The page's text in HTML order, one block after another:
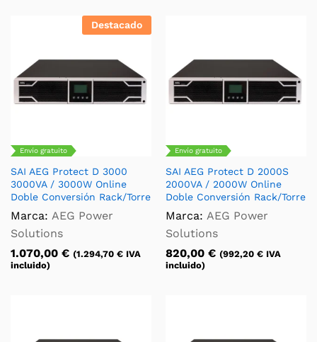
Envío gratuito
Destacado
SAI AEG Protect D 3000
3000VA / 3000W Online
Doble Conversión Rack/Torre
Marca: AEG Power
Solutions
1.070,00 € (1.294,70 € IVA
incluido)
Envío gratuito
SAI AEG Protect D 2000S
2000VA / 2000W Online
Doble Conversión Rack/Torre
Marca: AEG Power
Solutions
820,00 € (992,20 € IVA
incluido)